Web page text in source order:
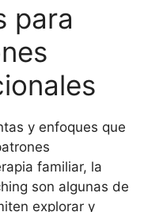
para
y enfoques que
familiar, la
son algunas de
explorar y